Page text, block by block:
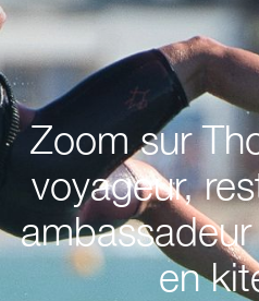
Zoom sur
voyageur,
en